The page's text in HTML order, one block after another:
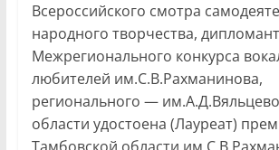
Всероссийского смотра
народного творчества, дипломант
Межрегионального конкурса
любителей им.С.В.Рахманинова,
регионального —
области удостоена (Лауреат)